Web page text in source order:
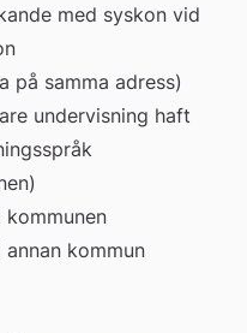
med syskon vid
på samma adress)
undervisning haft
kommun